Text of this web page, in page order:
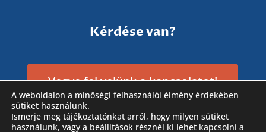
Kérdése van?
Vegye fel velünk a kapcsolatot!
A weboldalon a minőségi felhasználói élmény érdekében
sütiket használunk.
Ismerje meg tájékoztatónkat arról, hogy milyen sütiket
használunk, vagy a beállítások résznél ki lehet kapcsolni a